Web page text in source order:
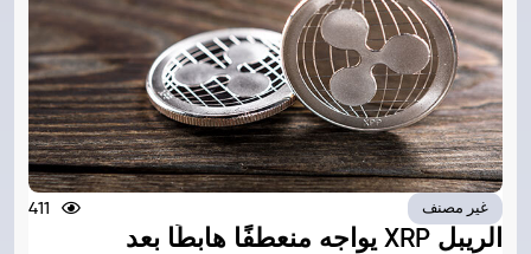
غير مصنف 411
الريبل XRP يواجه منعطفًا هابطًا بعد